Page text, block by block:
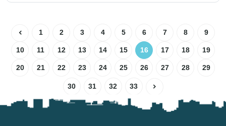
1 2 3 4 5 6 7 8 9
10 11 12 13 14 15 16 17 18 19
20 21 22 23 24 25 26 27 28 29
30 31 32 33